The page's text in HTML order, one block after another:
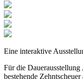
Eine interaktive
Für die
bestehende